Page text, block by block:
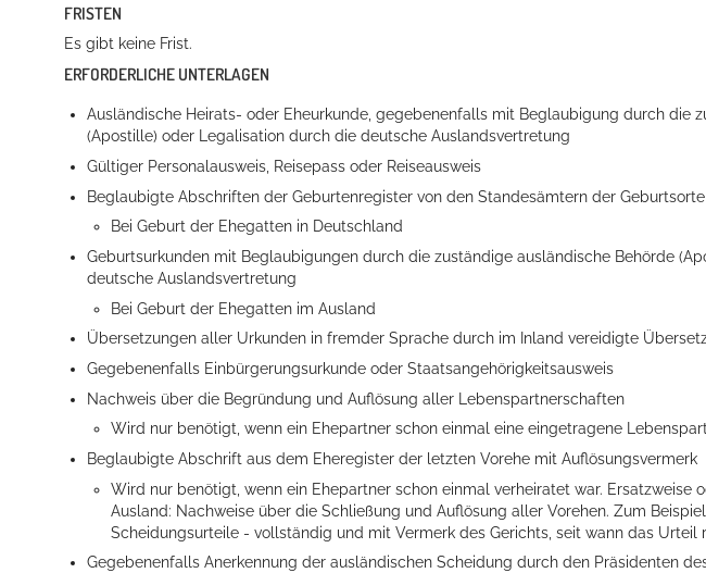
Konzerte, Tagungen und vieles mehr
Die Stadthalle Hockenheim bietet den perfekten Standort für Events aller Art!
mehr dazu...
FRISTEN
Es gibt keine Frist.
ERFORDERLICHE UNTERLAGEN
Ausländische Heirats- oder Eheurkunde, gegebenenfalls mit Beglaubigung durch die
(Apostille) oder Legalisation durch die deutsche Auslandsvertretung
Gültiger Personalausweis, Reisepass oder Reiseausweis
Beglaubigte Abschriften der Geburtenregister von den Standesämtern der Geburtsorte
Bei Geburt der Ehegatten in Deutschland
Geburtsurkunden mit Beglaubigungen durch die zuständige ausländische Behörde
deutsche Auslandsvertretung
Bei Geburt der Ehegatten im Ausland
Übersetzungen aller Urkunden in fremder Sprache durch im Inland vereidigte
Gegebenenfalls Einbürgerungsurkunde oder Staatsangehörigkeitsausweis
Nachweis über die Begründung und Auflösung aller Lebenspartnerschaften
Wird nur benötigt, wenn ein Ehepartner schon einmal eine eingetragene
Beglaubigte Abschrift aus dem Eheregister der letzten Vorehe mit Auflösungsvermerk
Wird nur benötigt, wenn ein Ehepartner schon einmal verheiratet war. Ersatzweise
Ausland: Nachweise über die Schließung und Auflösung aller Vorehen. Zum
Scheidungsurteile - vollständig und mit Vermerk des Gerichts, seit wann das Urteil
Gegebenenfalls Anerkennung der ausländischen Scheidung durch den Präsidenten